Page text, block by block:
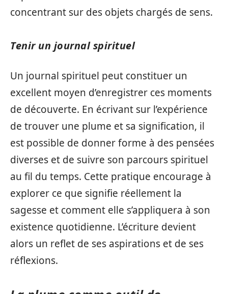
concentrant sur des objets chargés de sens.
Tenir un journal spirituel
Un journal spirituel peut constituer un
excellent moyen d’enregistrer ces moments
de découverte. En écrivant sur l’expérience
de trouver une plume et sa signification, il
est possible de donner forme à des pensées
diverses et de suivre son parcours spirituel
au fil du temps. Cette pratique encourage à
explorer ce que signifie réellement la
sagesse et comment elle s’appliquera à son
existence quotidienne. L’écriture devient
alors un reflet de ses aspirations et de ses
réflexions.